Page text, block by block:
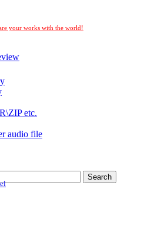
your works with the world!
etc.
audio file